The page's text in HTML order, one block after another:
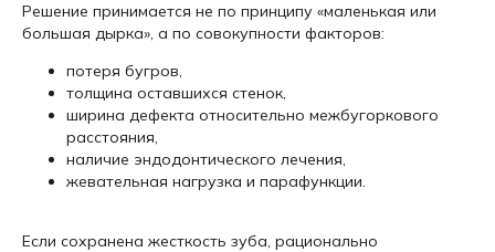
Решение принимается не по принципу «маленькая или
большая дырка», а по совокупности факторов:
потеря бугров,
толщина оставшихся стенок,
ширина дефекта относительно межбугоркового
расстояния,
наличие эндодонтического лечения,
жевательная нагрузка и парафункции.
Если сохранена жесткость зуба, рационально